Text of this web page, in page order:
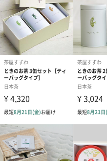
賞味期限
12ヶ月（未開封）
原産国
日本
お届け内容
ギフトBOX入